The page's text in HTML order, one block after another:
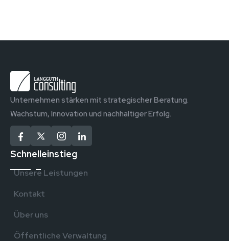
Unternehmen stärken mit strategischer Beratung.
Wachstum, Innovation und nachhaltiger Erfolg.
Schnelleinstieg
Unsere Leistungen
Kontakt
Über uns
Öffentliche Verwaltung